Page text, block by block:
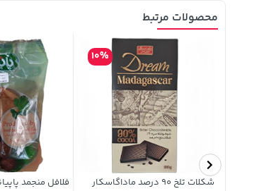
محصولات مرتبط
شکلات تلخ 90 درصد ماداگاسکار
10%
فلافل منجمد پاپیانی 400